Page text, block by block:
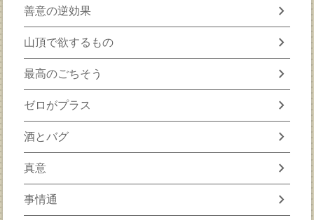
善意の逆効果 chevron_right
山頂で欲するもの chevron_right
最高のごちそう chevron_right
ゼロがプラス chevron_right
酒とバグ chevron_right
真意 chevron_right
事情通 chevron_right